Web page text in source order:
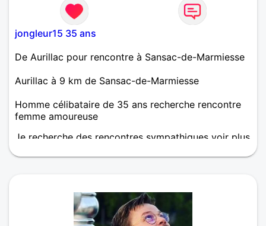
jongleur15 35 ans
De Aurillac pour rencontre à Sansac-de-Marmiesse
Aurillac à 9 km de Sansac-de-Marmiesse
Homme célibataire de 35 ans recherche rencontre
femme amoureuse
Je recherche des rencontres sympathiques voir plus
moi, envoi moi un petit mot !